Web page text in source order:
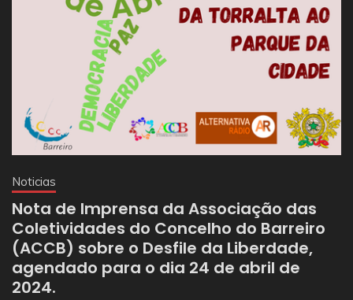
Noticias
Nota de Imprensa da Associação das
Coletividades do Concelho do Barreiro
(ACCB) sobre o Desfile da Liberdade,
agendado para o dia 24 de abril de
2024.